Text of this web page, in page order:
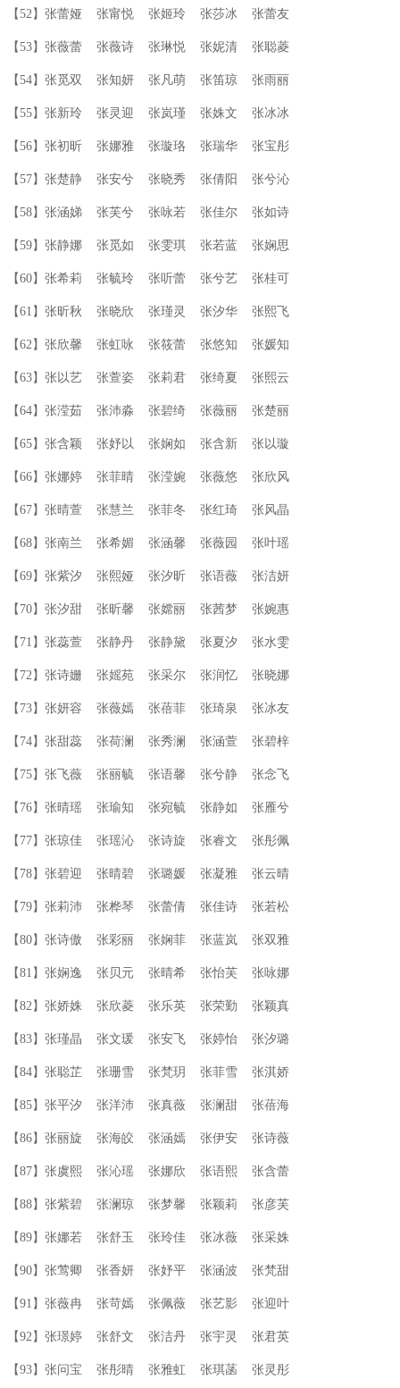
【52】张蕾娅 张甯悦 张姬玲 张莎冰 张蕾友
【53】张薇蕾 张薇诗 张琳悦 张妮清 张聪菱
【54】张觅双 张知妍 张凡萌 张笛琼 张雨丽
【55】张新玲 张灵迎 张岚瑾 张姝文 张冰冰
【56】张初昕 张娜雅 张璇珞 张瑞华 张宝彤
【57】张楚静 张安兮 张晓秀 张倩阳 张兮沁
【58】张涵娣 张芙兮 张咏若 张佳尔 张如诗
【59】张静娜 张觅如 张雯琪 张若蓝 张娴思
【60】张希莉 张毓玲 张听蕾 张兮艺 张桂可
【61】张昕秋 张晓欣 张瑾灵 张汐华 张熙飞
【62】张欣馨 张虹咏 张筱蕾 张悠知 张媛知
【63】张以艺 张萱姿 张莉君 张绮夏 张熙云
【64】张滢茹 张沛淼 张碧绮 张薇丽 张楚丽
【65】张含颖 张妤以 张娴如 张含新 张以璇
【66】张娜婷 张菲晴 张滢婉 张薇悠 张欣风
【67】张晴萱 张慧兰 张菲冬 张红琦 张风晶
【68】张南兰 张希媚 张涵馨 张薇园 张叶瑶
【69】张紫汐 张熙娅 张汐昕 张语薇 张洁妍
【70】张汐甜 张昕馨 张嫦丽 张茜梦 张婉惠
【71】张蕊萱 张静丹 张静黛 张夏汐 张水雯
【72】张诗姗 张媱苑 张采尔 张润忆 张晓娜
【73】张妍容 张薇嫣 张蓓菲 张琦泉 张冰友
【74】张甜蕊 张荷澜 张秀澜 张涵萱 张碧梓
【75】张飞薇 张丽毓 张语馨 张兮静 张念飞
【76】张晴瑶 张瑜知 张宛毓 张静如 张雁兮
【77】张琼佳 张瑶沁 张诗旋 张睿文 张彤佩
【78】张碧迎 张晴碧 张璐媛 张凝雅 张云晴
【79】张莉沛 张桦琴 张蕾倩 张佳诗 张若松
【80】张诗傲 张彩丽 张娴菲 张蓝岚 张双雅
【81】张娴逸 张贝元 张晴希 张怡芙 张咏娜
【82】张娇姝 张欣菱 张乐英 张荣勤 张颖真
【83】张瑾晶 张文瑗 张安飞 张婷怡 张汐璐
【84】张聪芷 张珊雪 张梵玥 张菲雪 张淇娇
【85】张平汐 张洋沛 张真薇 张澜甜 张蓓海
【86】张丽旋 张海皎 张涵嫣 张伊安 张诗薇
【87】张虞熙 张沁瑶 张娜欣 张语熙 张含蕾
【88】张紫碧 张澜琼 张梦馨 张颖莉 张彦芙
【89】张娜若 张舒玉 张玲佳 张冰薇 张采姝
【90】张莺卿 张香妍 张妤平 张涵波 张梵甜
【91】张薇冉 张苛嫣 张佩薇 张艺影 张迎叶
【92】张璟婷 张舒文 张洁丹 张宇灵 张君英
【93】张问宝 张彤晴 张雅虹 张琪菡 张灵彤